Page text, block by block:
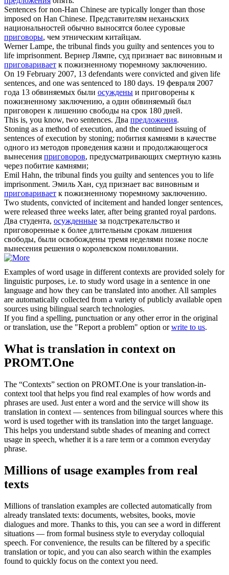
Sentences for non-Han Chinese are typically longer than those
imposed on Han Chinese. Представителям неханьских
национальностей обычно выносятся более суровые
приговоры, чем этническим китайцам.
Werner Lampe, the tribunal finds you guilty and sentences you to
life imprisonment. Вернер Лямпе, суд признает вас виновным и
приговаривает к пожизненному тюремному заключению.
On 19 February 2007, 13 defendants were convicted and given life
sentences, and one was sentenced to 180 days. 19 февраля 2007
года 13 обвиняемых были осуждены и приговорены к
пожизненному заключению, а один обвиняемый был
приговорен к лишению свободы на срок 180 дней.
This is, you know, two sentences. Два предложения.
Stoning as a method of execution, and the continued issuing of
sentences of execution by stoning; побития камнями в качестве
одного из методов проведения казни и продолжающегося
вынесения приговоров, предусматривающих смертную казнь
через побитие камнями;
Emil Hahn, the tribunal finds you guilty and sentences you to life
imprisonment. Эмиль Хан, суд признает вас виновным и
приговаривает к пожизненному тюремному заключению.
Two students, convicted of incitement and handed longersentences,
were released three weeks later, after being granted royal pardons.
Два студента, осужденные за подстрекательство и
приговоренные к более длительным срокам лишения
свободы, были освобождены тремя неделями позже после
вынесения решения о королевском помиловании.
Examples of word usage in different contexts are provided solely for
linguistic purposes, i.e. to study word usage in a sentence in one
language and how they can be translated into another. All samples
are automatically collected from a variety of publicly available open
sources using bilingual search technologies.
If you find a spelling, punctuation or any other error in the original
or translation, use the "Report a problem" option orwrite to us.
What is translation in context on
PROMT.One
The “Contexts” section on PROMT.One is your translation-in-
context tool that helps you find real examples of how words and
phrases are used. Just enter a word and the service will show its
translation in context — sentences from bilingual sources where this
word is used together with its translation into the target language.
This helps you understand subtle shades of meaning and correct
usage in speech, whether it is a rare term or a common everyday
phrase.
Millions of usage examples from real
texts
Millions of translation examples are collected automatically from
already translated texts: documents, websites, books, movie
dialogues and more. Thanks to this, you can see a word in different
situations — from formal business style to everyday colloquial
speech. For convenience, the results can be filtered by a specific
translation or topic, and you can also search within the examples
found to quickly focus on the context you need.